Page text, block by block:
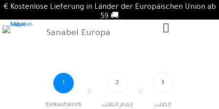
€ Kostenlose Lieferung in Länder der Europäischen Union ab
59 🚚
Sanabel Europa
1
Einkaufskorb
2
إتمام الطلب
3
الطلب